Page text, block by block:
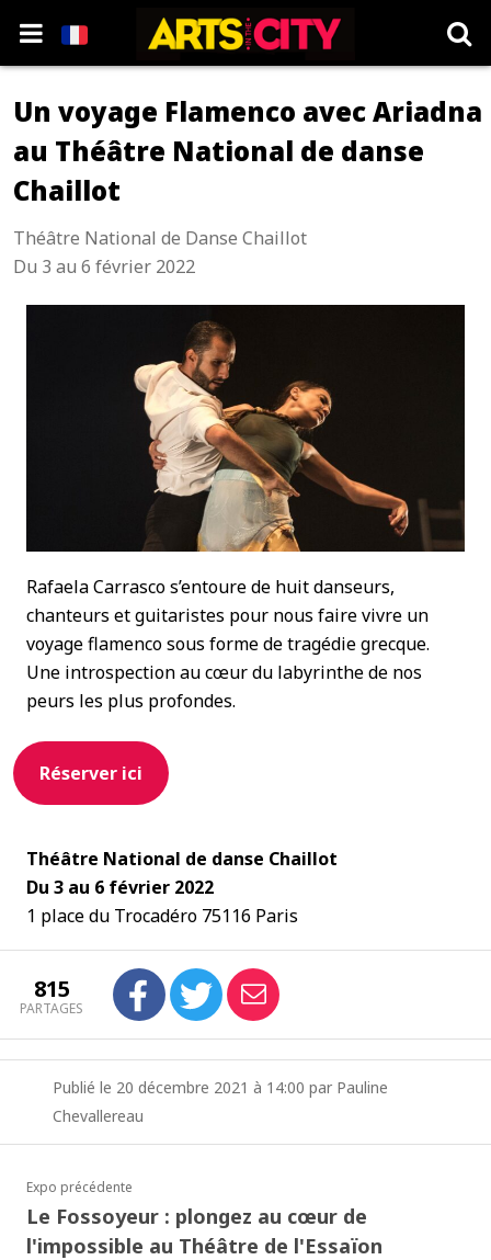
Un voyage Flamenco avec Ariadna
au Théâtre National de danse
Chaillot
Théâtre National de Danse Chaillot
Du 3 au 6 février 2022
Rafaela Carrasco s’entoure de huit danseurs,
chanteurs et guitaristes pour nous faire vivre un
voyage flamenco sous forme de tragédie grecque.
Une introspection au cœur du labyrinthe de nos
peurs les plus profondes.
Réserver ici
Théâtre National de danse Chaillot
Du 3 au 6 février 2022
1 place du Trocadéro 75116 Paris
815
PARTAGES
Publié le 20 décembre 2021 à 14:00 par Pauline
Chevallereau
Expo précédente
Le Fossoyeur : plongez au cœur de
l'impossible au Théâtre de l'Essaïon